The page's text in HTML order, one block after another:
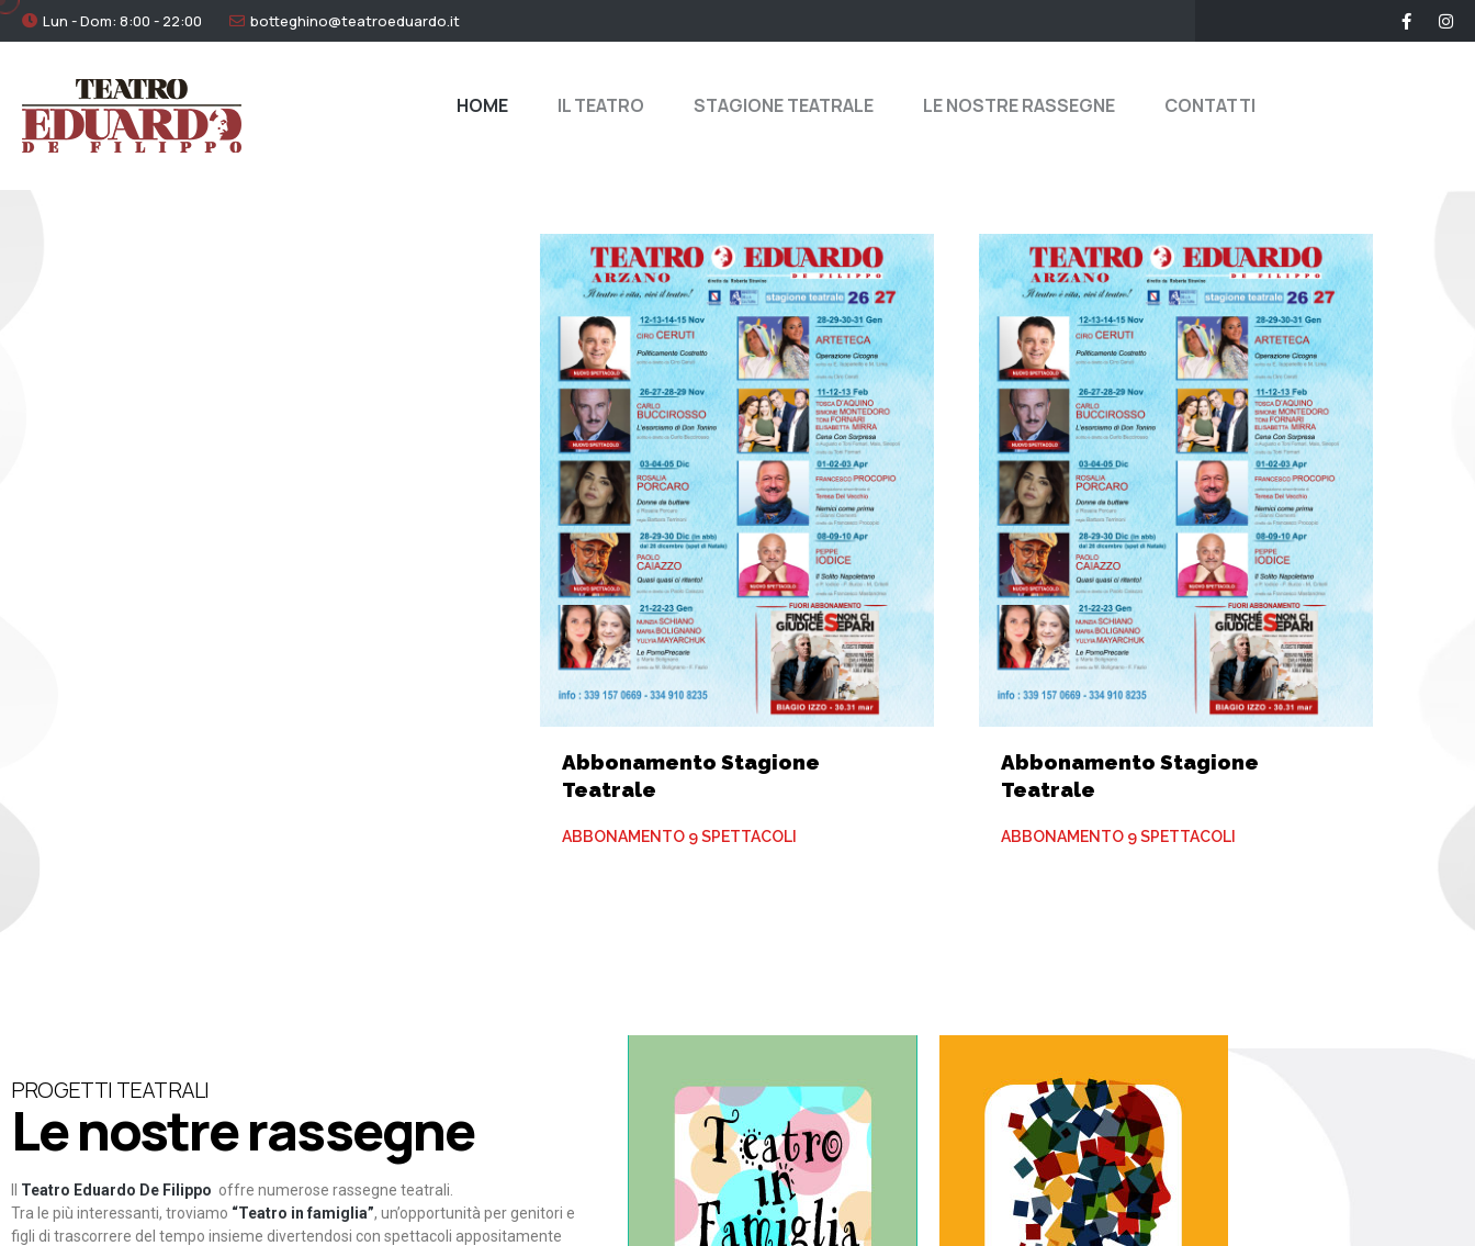
Lun - Dom: 8:00 - 22:00 botteghino@teatroeduardo.it
HOME IL TEATRO STAGIONE TEATRALE LE NOSTRE RASSEGNE CONTATTI
Abbonamento Stagione
Teatrale
ABBONAMENTO 9 SPETTACOLI
Abbonamento Stagione
Teatrale
ABBONAMENTO 9 SPETTACOLI
PROGETTI TEATRALI
Le nostre rassegne
Teatro Eduardo De Filippo offre numerose rassegne teatrali.
Tra le più interessanti, troviamo “Teatro in famiglia”, un’opportunità per genitori e
figli di trascorrere del tempo insieme divertendosi con spettacoli appositamente
Teatro In Famiglia è una
rassegna di teatro concepita
per far condividere e godere
del teatro all’intera famiglia.
Continua
Tracce Dinamiche è una
rassegna di teatro
d’innovazione e sperimentale.
Continua